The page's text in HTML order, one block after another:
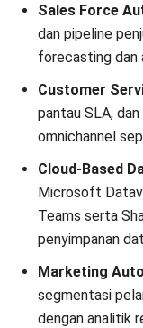
Sales Force
dan pipeline
forecasting dan
Customer
pantau SLA,
omnichannel
Cloud-Based
Microsoft
Teams serta
penyimpanan
Marketing
segmentasi
dengan analitik